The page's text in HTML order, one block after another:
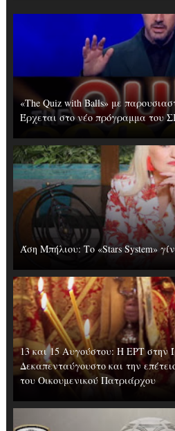
«The Quiz with Balls» με
Έρχεται στο νέο πρόγραμμα του
Άση Μπήλιου: Το «Stars System»
13 και 15 Αυγούστου: Η ΕΡΤ στην
Δεκαπενταύγουστο και την
του Οικουμενικού Πατριάρχου